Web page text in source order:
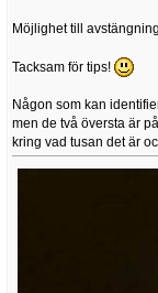
Möjlighet till
Tacksam för tips!
Någon som kan
men de två översta är
kring vad tusan det är